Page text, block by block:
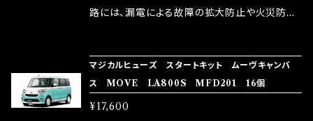
路には、漏電による故障の拡大防止や火災防止
路として、各回路への電力供給を行っています。
しかし、ヒューズには拭い去れない欠点があり
ます。 1.溶接回路であるため、配線と比較し抵抗
マジカルヒューズ スタートキット ムーヴキャンバ
ス MOVE LA800S MFD201 16個
¥17,600